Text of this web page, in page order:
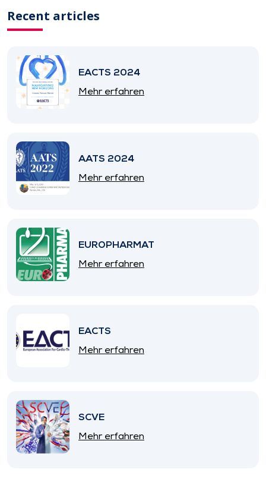
Recent articles
EACTS 2024
Mehr erfahren
AATS 2024
Mehr erfahren
EUROPHARMAT
Mehr erfahren
EACTS
Mehr erfahren
SCVE
Mehr erfahren